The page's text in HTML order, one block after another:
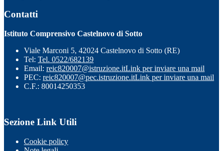
Contatti
Istituto Comprensivo Castelnovo di Sotto
Viale Marconi 5, 42024 Castelnovo di Sotto (RE)
Tel: Tel. 0522/682139
Email: reic820007@istruzione.itLink per inviare una mail
PEC: reic820007@pec.istruzione.itLink per inviare una mail
C.F.: 80014250353
Sezione Link Utili
Cookie policy